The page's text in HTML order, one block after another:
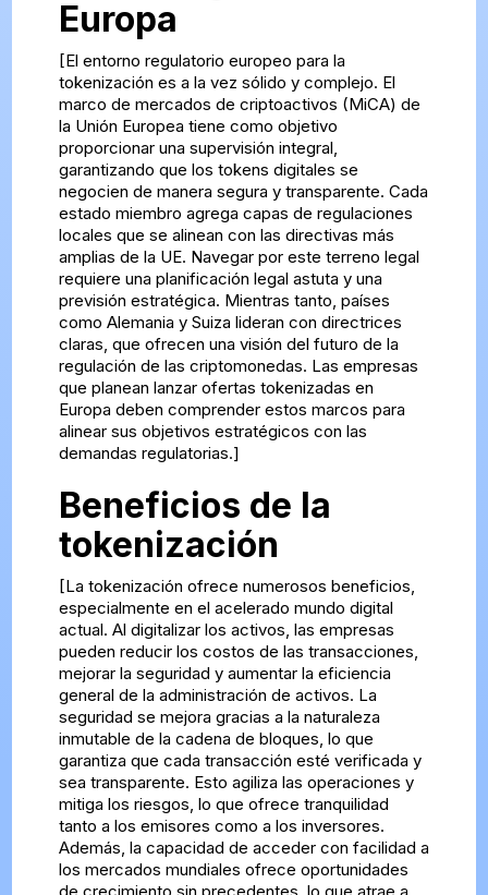
Europa
[El entorno regulatorio europeo para la
tokenización es a la vez sólido y complejo. El
marco de mercados de criptoactivos (MiCA) de
la Unión Europea tiene como objetivo
proporcionar una supervisión integral,
garantizando que los tokens digitales se
negocien de manera segura y transparente. Cada
estado miembro agrega capas de regulaciones
locales que se alinean con las directivas más
amplias de la UE. Navegar por este terreno legal
requiere una planificación legal astuta y una
previsión estratégica. Mientras tanto, países
como Alemania y Suiza lideran con directrices
claras, que ofrecen una visión del futuro de la
regulación de las criptomonedas. Las empresas
que planean lanzar ofertas tokenizadas en
Europa deben comprender estos marcos para
alinear sus objetivos estratégicos con las
demandas regulatorias.]
Beneficios de la
tokenización
[La tokenización ofrece numerosos beneficios,
especialmente en el acelerado mundo digital
actual. Al digitalizar los activos, las empresas
pueden reducir los costos de las transacciones,
mejorar la seguridad y aumentar la eficiencia
general de la administración de activos. La
seguridad se mejora gracias a la naturaleza
inmutable de la cadena de bloques, lo que
garantiza que cada transacción esté verificada y
sea transparente. Esto agiliza las operaciones y
mitiga los riesgos, lo que ofrece tranquilidad
tanto a los emisores como a los inversores.
Además, la capacidad de acceder con facilidad a
los mercados mundiales ofrece oportunidades